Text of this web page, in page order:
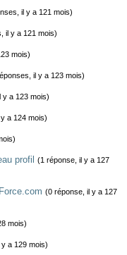
il y a 121 mois)
il y a 121 mois)
mois)
il y a 123 mois)
y a 123 mois)
a 124 mois)
profil
(1 réponse, il y a 127
(0 réponse, il y a 127
mois)
a 129 mois)